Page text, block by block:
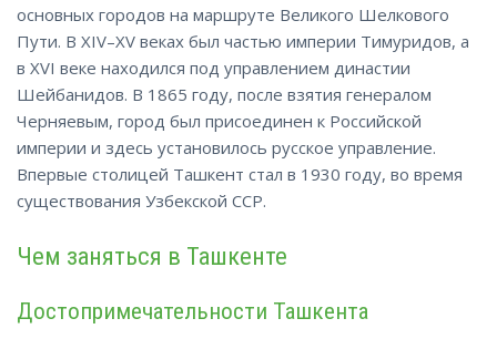
основных городов на маршруте Великого Шелкового
Пути. В XIV–XV веках был частью империи Тимуридов, а
в XVI веке находился под управлением династии
Шейбанидов. В 1865 году, после взятия генералом
Черняевым, город был присоединен к Российской
империи и здесь установилось русское управление.
Впервые столицей Ташкент стал в 1930 году, во время
существования Узбекской ССР.
Чем заняться в Ташкенте
Достопримечательности Ташкента